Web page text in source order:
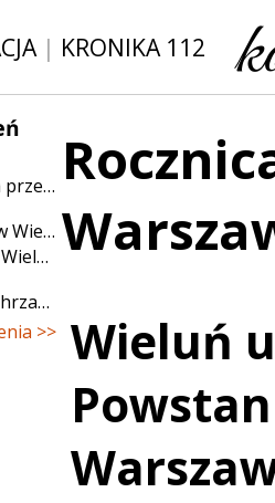
| KRONIKA 112
sierpnia
>> Wieluń